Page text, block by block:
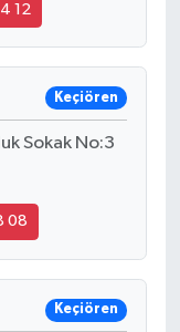
12
Keçiören
Sokak No:3
08
Keçiören